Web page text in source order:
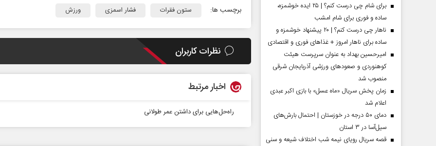
برچسب ها: ستون فقرات فشار اسمزی ورزش
نظرات کاربران
اخبار مرتبط
راه‌حل‌هایی برای داشتن عمر طولانی
برای شام چی درست کنم؟ | ۲۵ ایده خوشمزه،
ساده و فوری برای شام امشب
ناهار چی درست کنم؟ | ۲۰ پیشنهاد خوشمزه و
ساده برای ناهار امروز + غذاهای فوری و اقتصادی
امیرحسین بهداد به عنوان سرپرست هیئت
کوهنوردی و صعودهای ورزشی آذربایجان شرقی
منصوب شد
زمان پخش سریال «ماه عسل» با بازی اکبر عبدی
اعلام شد
دمای ۵۰ درجه در خوزستان | احتمال بارش‌های
سیل‌آسا در ۳ استان
قصه سریال رویای نیمه شب اختلاف شیعه و سنی